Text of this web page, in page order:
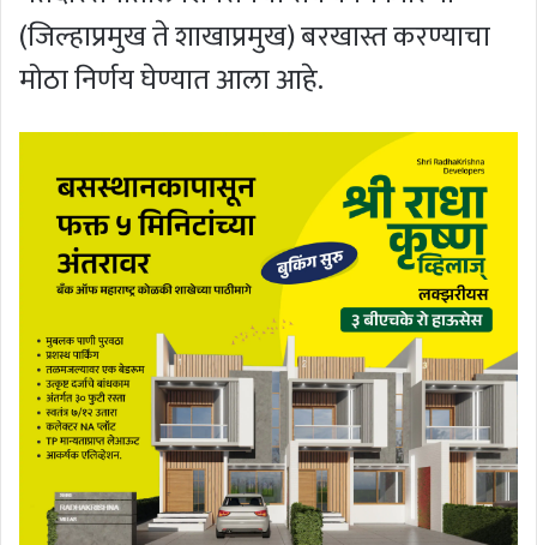
(जिल्हाप्रमुख ते शाखाप्रमुख) बरखास्त करण्याचा
मोठा निर्णय घेण्यात आला आहे.